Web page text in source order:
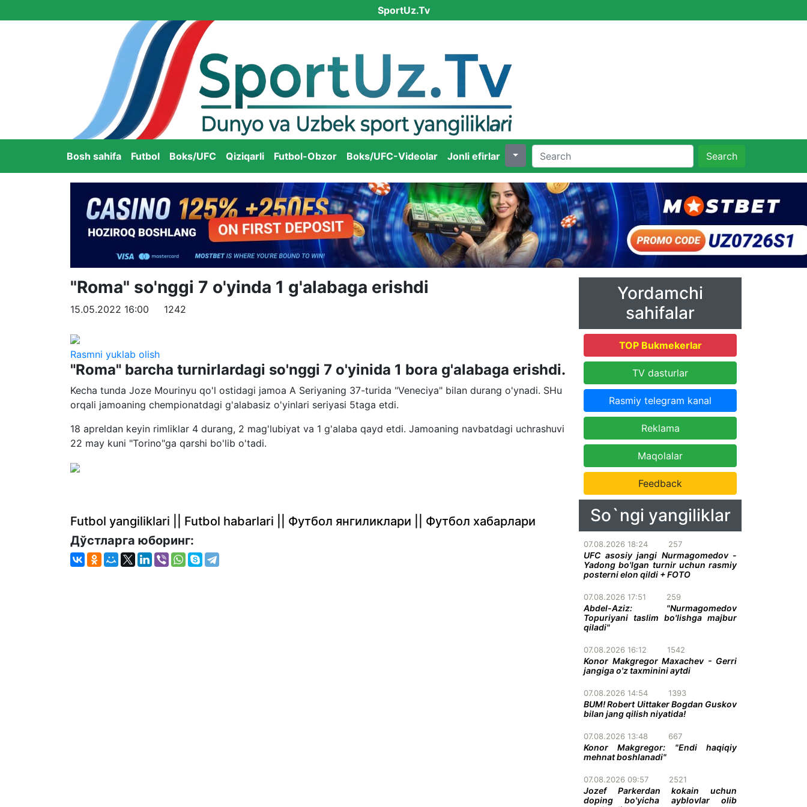
SportUz.Tv
Bosh sahifa Futbol Boks/UFC Qiziqarli Futbol-Obzor Boks/UFC-Videolar Jonli efirlar Search
"Roma" so'nggi 7 o'yinda 1 g'alabaga erishdi
15.05.2022 16:00 1242
Rasmni yuklab olish
"Roma" barcha turnirlardagi so'nggi 7 o'yinida 1 bora g'alabaga erishdi.
Kecha tunda Joze Mourinyu qo'l ostidagi jamoa A Seriyaning 37-turida "Veneciya" bilan durang o'ynadi. SHu
orqali jamoaning chempionatdagi g'alabasiz o'yinlari seriyasi 5taga etdi.
18 apreldan keyin rimliklar 4 durang, 2 mag'lubiyat va 1 g'alaba qayd etdi. Jamoaning navbatdagi uchrashuvi
22 may kuni "Torino"ga qarshi bo'lib o'tadi.
Futbol yangiliklari || Futbol habarlari || Футбол янгиликлари || Футбол хабарлари
Дўстларга юборинг:
Yordamchi
sahifalar
TOP Bukmekerlar
TV dasturlar
Rasmiy telegram kanal
Reklama
Maqolalar
Feedback
So`ngi yangiliklar
07.08.2026 18:24 257
UFC asosiy jangi Nurmagomedov -
Yadong bo'lgan turnir uchun rasmiy
posterni elon qildi + FOTO
07.08.2026 17:51 259
Abdel-Aziz: "Nurmagomedov
Topuriyani taslim bo'lishga majbur
qiladi"
07.08.2026 16:12 1542
Konor Makgregor Maxachev - Gerri
jangiga o'z taxminini aytdi
07.08.2026 14:54 1393
BUM! Robert Uittaker Bogdan Guskov
bilan jang qilish niyatida!
07.08.2026 13:48 667
Konor Makgregor: "Endi haqiqiy
mehnat boshlanadi"
07.08.2026 09:57 2521
Jozef Parkerdan kokain uchun
doping bo'yicha ayblovlar olib